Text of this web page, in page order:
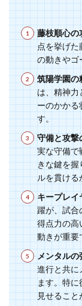
藤枝順心の
点を挙げた
の動きやゴ
筑陽学園の
は、精神力
ーのかかる
す。
守備と攻撃
実な守備で
きな鍵を握
ルを貫ける
キープレイ
躍が、試合
得点力の高
動きが重要
メンタルの
進行と共に
ます。特に
見せること